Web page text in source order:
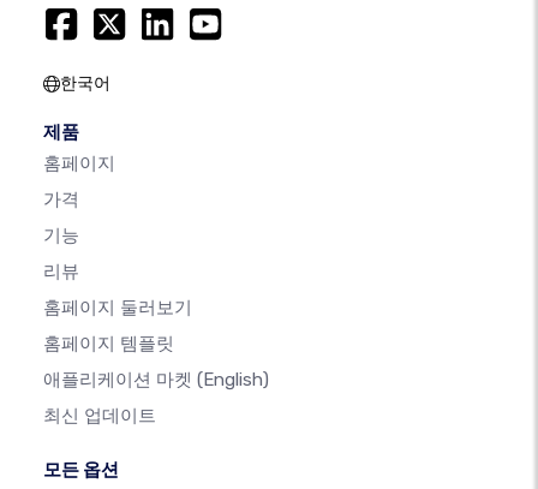
한국어
제품
홈페이지
가격
기능
리뷰
홈페이지 둘러보기
홈페이지 템플릿
애플리케이션 마켓 (English)
최신 업데이트
모든 옵션